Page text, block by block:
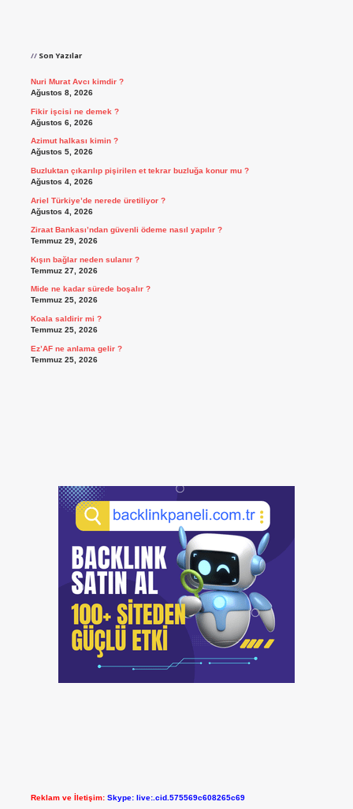
Son Yazılar
Nuri Murat Avcı kimdir ?
Ağustos 8, 2026
Fikir işcisi ne demek ?
Ağustos 6, 2026
Azimut halkası kimin ?
Ağustos 5, 2026
Buzluktan çıkarılıp pişirilen et tekrar buzluğa konur mu ?
Ağustos 4, 2026
Ariel Türkiye’de nerede üretiliyor ?
Ağustos 4, 2026
Ziraat Bankası’ndan güvenli ödeme nasıl yapılır ?
Temmuz 29, 2026
Kışın bağlar neden sulanır ?
Temmuz 27, 2026
Mide ne kadar sürede boşalır ?
Temmuz 25, 2026
Koala saldirir mi ?
Temmuz 25, 2026
Ez’AF ne anlama gelir ?
Temmuz 25, 2026
Reklam ve İletişim: Skype: live:.cid.575569c608265c69